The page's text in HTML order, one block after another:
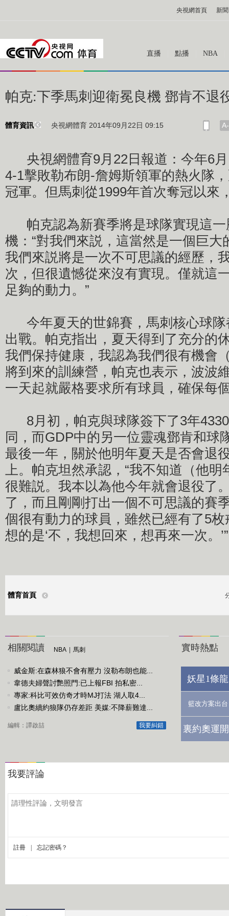
央視網首頁 新聞
直播 點播 NBA
帕克:下季馬刺迎衛冕良機 鄧肯不退
體育資訊 央視網體育 2014年09月22日 09:15 A-
央視網體育9月22日報道：今年6月
4-1擊敗勒布朗-詹姆斯領軍的熱火隊
冠軍。但馬刺從1999年首次奪冠以來
帕克認為新賽季將是球隊實現這一
機：“對我們來説，這當然是一個巨大
我們來説將是一次不可思議的經歷，
次，但很遺憾從來沒有實現。僅就這
足夠的動力。”
今年夏天的世錦賽，馬刺核心球隊
出戰。帕克指出，夏天得到了充分的
我們保持健康，我認為我們很有機會
將到來的訓練營，帕克也表示，波波
一天起就嚴格要求所有球員，確保每
8月初，帕克與球隊簽下了3年
同，而GDP中的另一位靈魂鄧肯和球
最後一年，關於他明年夏天是否會退
上。帕克坦然承認，“我不知道（他明
很難説。我本以為他今年就會退役了
了，而且剛剛打出一個不可思議的賽
個很有動力的球員，雖然已經有了5
想的是‘不，我想回來，想再來一次。’”
體育首頁
相關閱讀 NBA 馬刺
威金斯:在森林狼不會有壓力 沒勒布朗也能...
韋德夫婦聲討艷照門:已上報FBI 拍私密...
專家:科比可效仿奇才時MJ打法 湖人取4...
盧比奧續約狼隊仍存差距 美媒:不降薪難達...
我要糾錯
編輯：譚啟喆
實時熱點
妖星1條
籃改方案出台
裏約奧運